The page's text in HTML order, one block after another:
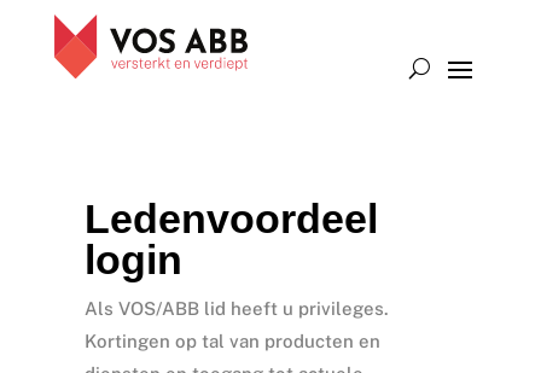
Ledenvoordeel
login
Als VOS/ABB lid heeft u privileges.
Kortingen op tal van producten en